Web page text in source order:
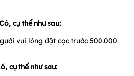
cụ thể như sau:
vui lòng đặt cọc trước 500.000
cụ thể như sau: